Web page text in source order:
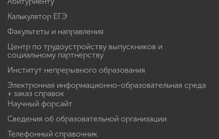
Калькулятор ЕГЭ
Факультеты и направления
Центр по трудоустройству выпускников и
социальному партнерству
Институт непрерывного образования
Электронная информационно-образовательная среда
+ заказ справок
Научный форсайт
Сведения об образовательной организации
Телефонный справочник